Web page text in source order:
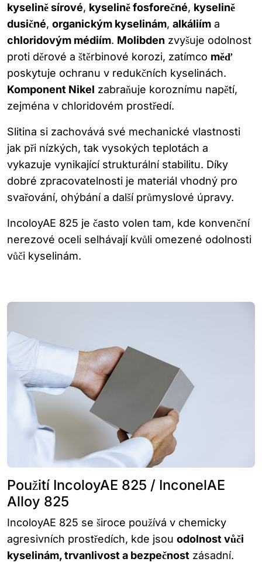
kyselině sírové, kyselině fosforečné, kyselině
dusičné, organickým kyselinám, alkáliím a
chloridovým médiím. Molibden zvyšuje odolnost
proti děrové a štěrbinové korozi, zatímco měď
poskytuje ochranu v redukčních kyselinách.
Komponent Nikel zabraňuje koroznímu napětí,
zejména v chloridovém prostředí.
Slitina si zachovává své mechanické vlastnosti
jak při nízkých, tak vysokých teplotách a
vykazuje vynikající strukturální stabilitu. Díky
dobré zpracovatelnosti je materiál vhodný pro
svařování, ohýbání a další průmyslové úpravy.
IncoloyAE 825 je často volen tam, kde konvenční
nerezové oceli selhávají kvůli omezené odolnosti
vůči kyselinám.
Použití IncoloyAE 825 / InconelAE
Alloy 825
IncoloyAE 825 se široce používá v chemicky
agresivních prostředích, kde jsou odolnost vůči
kyselinám, trvanlivost a bezpečnost zásadní.